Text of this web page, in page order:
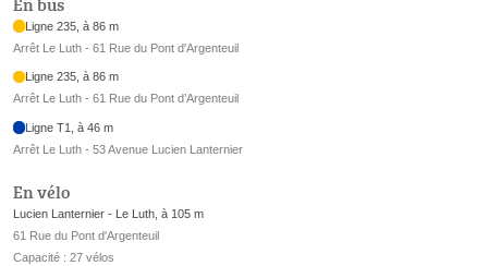
Ligne 235, à 86 m
Arrêt Le Luth - 61 Rue du Pont d'Argenteuil
Ligne 235, à 86 m
Arrêt Le Luth - 61 Rue du Pont d’Argenteuil
Ligne T1, à 46 m
Arrêt Le Luth - 53 Avenue Lucien Lanternier
En vélo
Lucien Lanternier - Le Luth, à 105 m
61 Rue du Pont d'Argenteuil
Capacité : 27 vélos